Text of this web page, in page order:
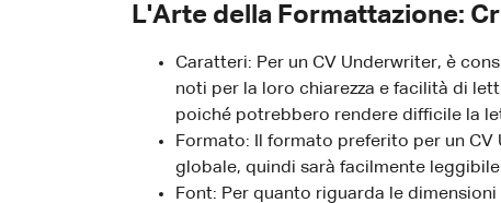
L'Arte della Formattazione:
Caratteri: Per un CV Underwriter, è
noti per la loro chiarezza e facilità di
poiché potrebbero rendere difficile la
Formato: Il formato preferito per un
globale, quindi sarà facilmente
Font: Per quanto riguarda le